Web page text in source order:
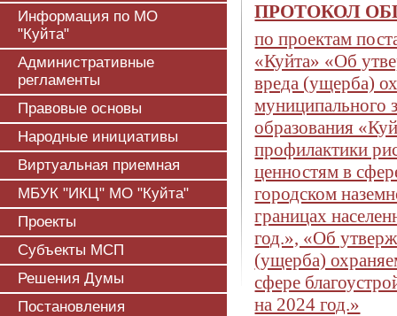
Информация по МО
"Куйта"
Административные
регламенты
Правовые основы
Народные инициативы
Виртуальная приемная
МБУК "ИКЦ" МО "Куйта"
Проекты
Субъекты МСП
Решения Думы
Постановления
ПРОТОКОЛ
по проектам
«Куйта» «Об
вреда (ущерба)
муниципального
образования
профилактики
ценностям в
городском
границах
год.», «Об
(ущерба)
сфере
на 2024 год.»